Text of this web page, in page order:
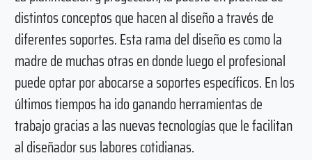
distintos conceptos que hacen al diseño a través de
diferentes soportes. Esta rama del diseño es como la
madre de muchas otras en donde luego el profesional
puede optar por abocarse a soportes específicos. En los
últimos tiempos ha ido ganando herramientas de
trabajo gracias a las nuevas tecnologías que le facilitan
al diseñador sus labores cotidianas.